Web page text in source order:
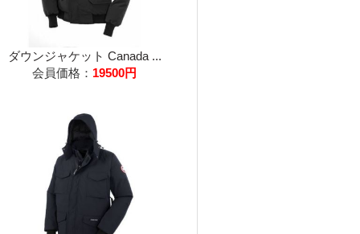
ダウンジャケット Canada ...
会員価格： 19500円